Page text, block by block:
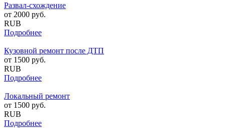
Развал-схождение
от 2000 руб.
RUB
Подробнее
Кузовной ремонт после ДТП
от 1500 руб.
RUB
Подробнее
Локальный ремонт
от 1500 руб.
RUB
Подробнее